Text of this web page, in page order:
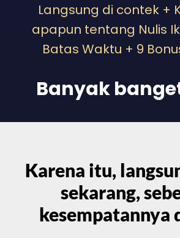
Langsung di contek +
apapun tentang Nulis
Batas Waktu + 9
Banyak
Karena itu,
sekarang,
kesempatannya